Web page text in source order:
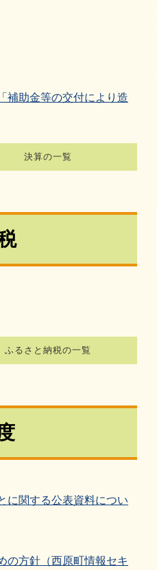
補助金等の交付により造
決算の一覧
ふるさと納税の一覧
に関する公表資料につい
の方針（西原町情報セキ